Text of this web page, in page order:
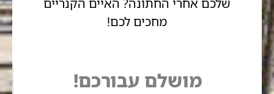
מחכים לכם!
מושלם עבורכם!